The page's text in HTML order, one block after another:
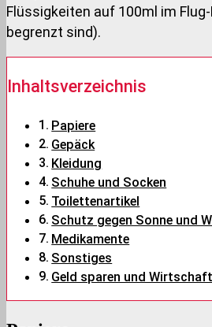
Flüssigkeiten auf 100ml im
begrenzt sind).
Inhaltsverzeichnis
Papiere
Gepäck
Kleidung
Schuhe und Socken
Toilettenartikel
Schutz gegen Sonne und
Medikamente
Sonstiges
Geld sparen und